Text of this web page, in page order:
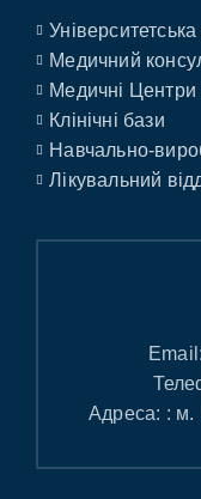
Університетська
Медичний
Медичні Центри
Клінічні бази
Навчально-
Лікувальний
Адреса: : м.